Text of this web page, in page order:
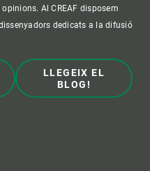
Al CREAF disposem
dedicats a la difusió
LLEGEIX EL
BLOG!